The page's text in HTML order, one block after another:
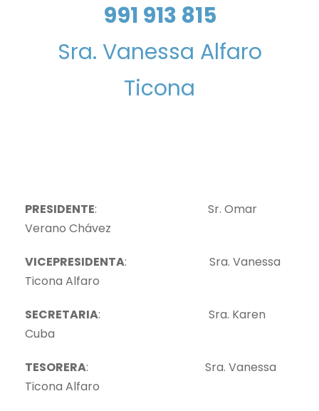
991 913 815
Sra. Vanessa Alfaro
Ticona
PRESIDENTE: Sr. Omar
Verano Chávez
VICEPRESIDENTA: Sra. Vanessa
Ticona Alfaro
SECRETARIA: Sra. Karen
Cuba
TESORERA: Sra. Vanessa
Ticona Alfaro